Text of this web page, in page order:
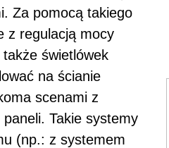
Za pomocą takiego
z regulacją mocy
świetlówek
na ścianie
scenami z
Takie systemy
(np.: z systemem